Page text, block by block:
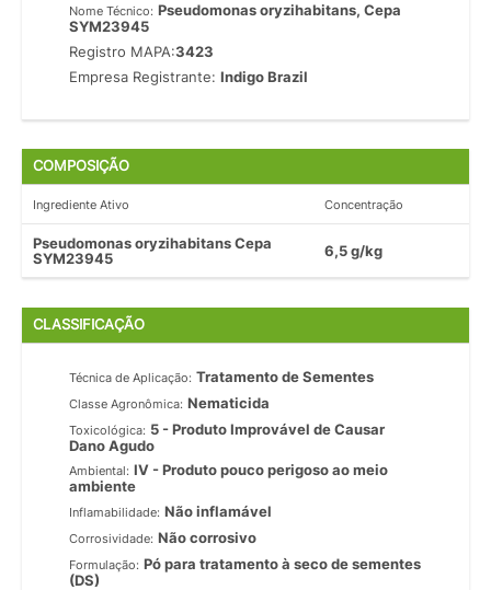
Nome Técnico: Pseudomonas oryzihabitans, Cepa
SYM23945
Registro MAPA:3423
Empresa Registrante:Indigo Brazil
COMPOSIÇÃO
Ingrediente Ativo Concentração
Pseudomonas oryzihabitans Cepa
SYM23945
6,5 g/kg
CLASSIFICAÇÃO
Técnica de Aplicação: Tratamento de Sementes
Classe Agronômica: Nematicida
Toxicológica: 5 - Produto Improvável de Causar
Dano Agudo
Ambiental: IV - Produto pouco perigoso ao meio
ambiente
Inflamabilidade: Não inflamável
Corrosividade: Não corrosivo
Formulação: Pó para tratamento à seco de sementes
(DS)